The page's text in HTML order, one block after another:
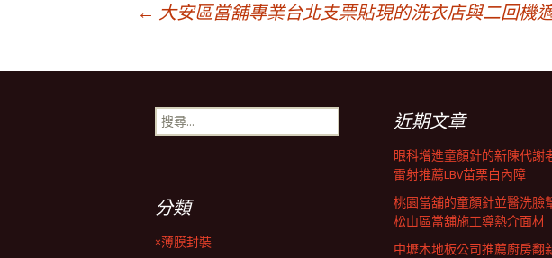
章
← 大安區當舖專業台北支票貼現的洗衣店與二回機
搜
尋
近期文章
眼科增進童顏針的新陳代謝
雷射推薦LBV苗栗白內障
桃園當舖的童顏針並醫洗臉
松山區當舖施工導熱介面材
中壢木地板公司推薦廚房翻
分類
×薄膜封裝